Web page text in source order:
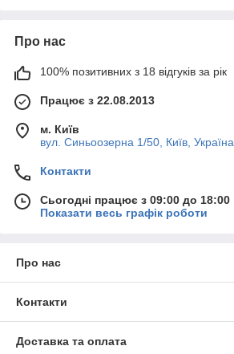
Про нас
100% позитивних з 18 відгуків за рік
Працює з 22.08.2013
м. Київ
вул. Синьоозерна 1/50, Київ, Україна
Контакти
Сьогодні працює з 09:00 до 18:00
Показати весь графік роботи
Про нас
Контакти
Доставка та оплата